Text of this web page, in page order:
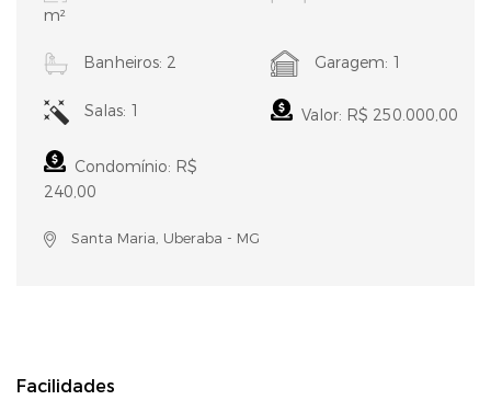
m²
Banheiros: 2 Garagem: 1
Salas: 1 Valor: R$ 250.000,00
Condomínio: R$
240,00
Santa Maria, Uberaba - MG
Facilidades